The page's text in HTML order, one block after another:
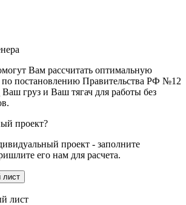
Вам рассчитать оптимальную
по постановлению Правительства РФ №12
Ваш груз и Ваш тягач для работы без
проект?
проект - заполните
его нам для расчета.
лист
лист